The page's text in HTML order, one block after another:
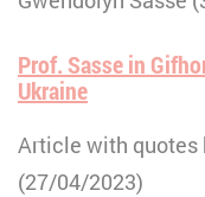
Prof. Sasse in
Ukraine
Article with quotes
(27/04/2023)